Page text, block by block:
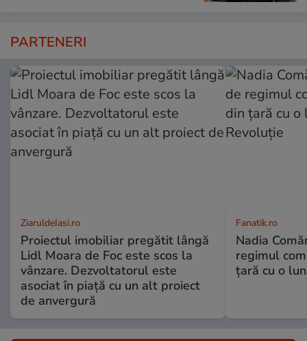
PARTENERI
ZiaruldeIasi.ro
Proiectul imobiliar pregătit lângă
Lidl Moara de Foc este scos la
vânzare. Dezvoltatorul este
asociat în piață cu un alt proiect
de anvergură
Fanatik.ro
Nadia
regimul
ţară cu o